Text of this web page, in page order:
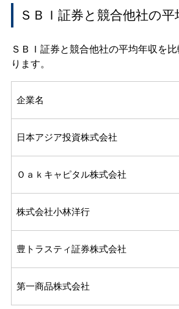
ＳＢＩ証券と競合他社の平
ＳＢＩ証券と競合他社の平均年収を
ります。
企業名
日本アジア投資株式会社
Ｏａｋキャピタル株式会社
株式会社小林洋行
豊トラスティ証券株式会社
第一商品株式会社